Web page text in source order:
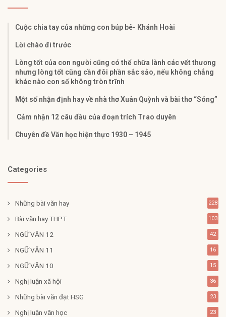
Cuộc chia tay của những con búp bê- Khánh Hoài
Lời chào đi trước
Lòng tốt của con người cũng có thể chữa lành các vết thương
nhưng lòng tốt cũng cần đôi phần sắc sảo, nếu không chẳng
khác nào con số không tròn trĩnh
Một số nhận định hay về nhà thơ Xuân Quỳnh và bài thơ “Sóng”
Cảm nhận 12 câu đầu của đoạn trích Trao duyên
Chuyên đề Văn học hiện thực 1930 – 1945
Categories
Những bài văn hay 228
Bài văn hay THPT 103
NGỮ VĂN 12 42
NGỮ VĂN 11 16
NGỮ VĂN 10 15
Nghị luận xã hội 36
Những bài văn đạt HSG 23
Nghị luận văn học 23